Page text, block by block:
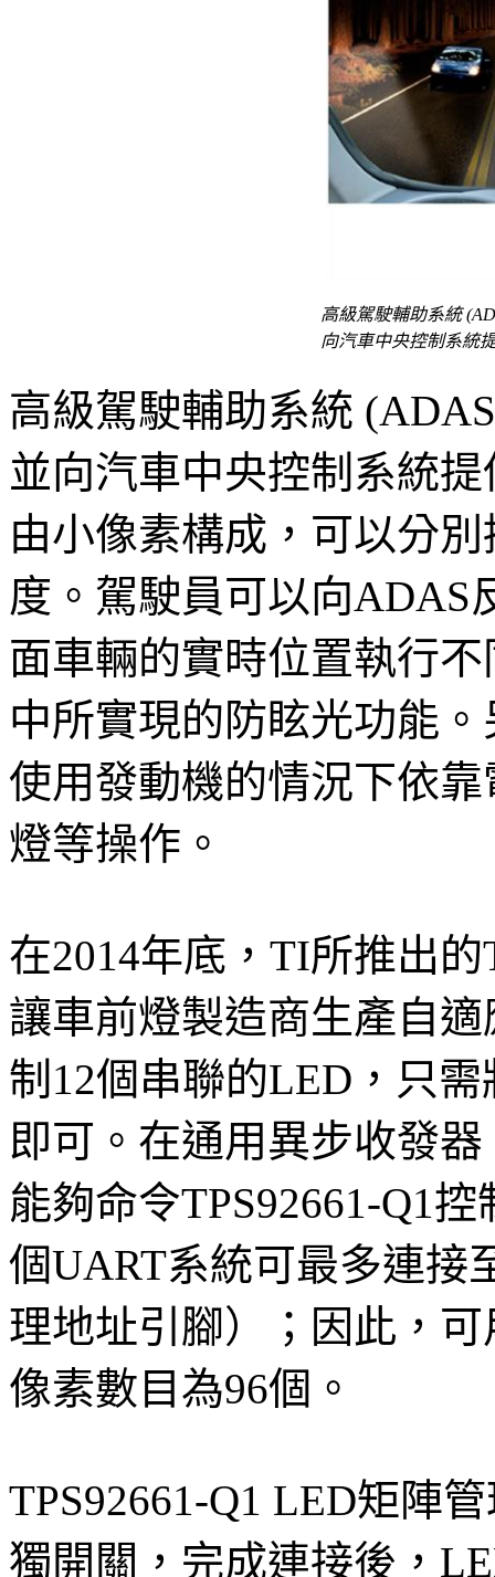
高級駕駛輔助系統
向汽車中央控制系統
高級駕駛輔助系統
並向汽車中央控制系統
由小像素構成，可以分
度。駕駛員可以向ADAS
面車輛的實時位置執行
中所實現的防眩光功能
使用發動機的情況下依
燈等操作。
在2014年底，TI所推出
讓車前燈製造商生產自
制12個串聯的LED，只需
即可。在通用異步收發
能夠命令TPS92661-Q1
個UART系統可最多連接
理地址引腳）；因此，
像素數目為96個。
TPS92661-Q1 LED矩陣
獨開關，完成連接後，